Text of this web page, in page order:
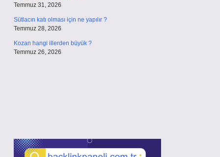
Temmuz 31, 2026
Sütlacın katı olması için ne yapılır ?
Temmuz 28, 2026
Kozan hangi illerden büyük ?
Temmuz 26, 2026